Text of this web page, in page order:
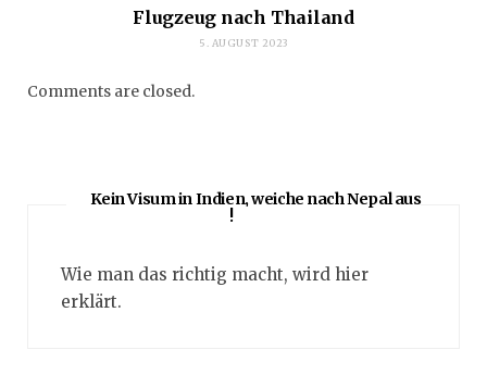
Flugzeug nach Thailand
5. AUGUST 2023
Comments are closed.
Kein Visum in Indien, weiche nach Nepal aus
!
Wie man das richtig macht, wird hier
erklärt.